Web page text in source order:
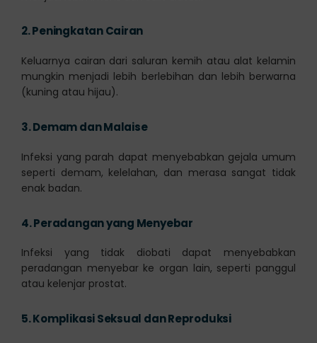
2.Peningkatan Cairan
Keluarnya cairan dari saluran kemih atau alat kelamin
mungkin menjadi lebih berlebihan dan lebih berwarna
(kuning atau hijau).
3.Demam dan Malaise
Infeksi yang parah dapat menyebabkan gejala umum
seperti demam, kelelahan, dan merasa sangat tidak
enak badan.
4.Peradangan yang Menyebar
Infeksi yang tidak diobati dapat menyebabkan
peradangan menyebar ke organ lain, seperti panggul
atau kelenjar prostat.
5.Komplikasi Seksual dan Reproduksi